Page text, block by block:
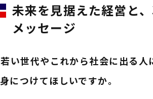
未来を見据えた経営と
メッセージ
――若い世代やこれから社会に出る
身につけてほしいですか。